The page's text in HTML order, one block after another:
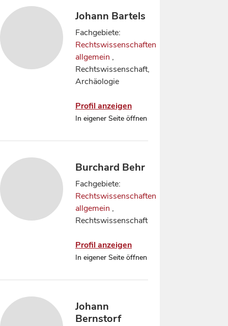
Johann Bartels
Fachgebiete:
Rechtswissenschaften
allgemein ,
Rechtswissenschaft,
Archäologie
Profil anzeigen
In eigener Seite öffnen
Burchard Behr
Fachgebiete:
Rechtswissenschaften
allgemein ,
Rechtswissenschaft
Profil anzeigen
In eigener Seite öffnen
Johann
Bernstorf